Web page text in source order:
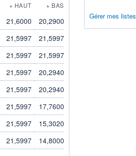
+ HAUT + BAS
21,6000
20,2900
21,5997
21,5997
21,5997
21,5997
21,5997
20,2940
21,5997
20,2940
21,5997
17,7600
21,5997
15,3020
21,5997
14,8000
Gérer mes listes